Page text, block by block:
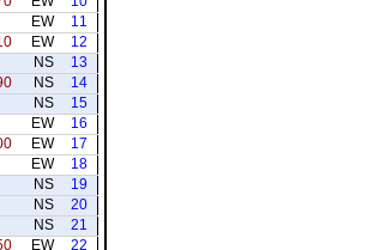
11
EW
12
EW
13
NS
14
NS
15
NS
16
EW
17
EW
18
EW
19
NS
20
NS
21
NS
22
EW